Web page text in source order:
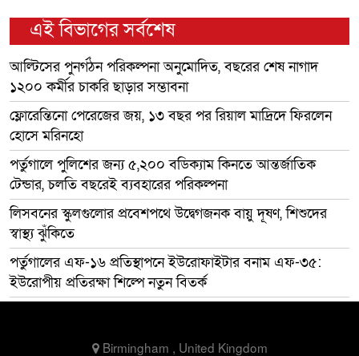
এই বিভাগের সর্বশেষ
আল্টিসের পুনর্গঠন পরিকল্পনা অনুমোদিত, বছরের শেষ নাগাদ
১২০০ কর্মীর চাকরি ছাড়ার সম্ভাবনা
ফ্লোরেন্তিনো পেরেজের জয়, ১৩ বছর পর রিয়াল মাদ্রিদে ফিরলেন
হোসে মরিনহো
পর্তুগালে পুলিশের জন্য ৫,২০০ বডিক্যাম কিনতে আন্তর্জাতিক
টেন্ডার, চলতি বছরেই ব্যবহারের পরিকল্পনা
লিসবনের স্কুলগুলোর প্রবেশপথে উদ্বেগজনক বায়ু দূষণ, শিশুদের
স্বাস্থ্য ঝুঁকিতে
পর্তুগালের এফ-১৬ প্রতিস্থাপনে ইউরোফাইটার বনাম এফ-৩৫:
ইউরোপীয় প্রতিরক্ষা শিল্পে নতুন বিতর্ক
Birmingham , United Kingdom